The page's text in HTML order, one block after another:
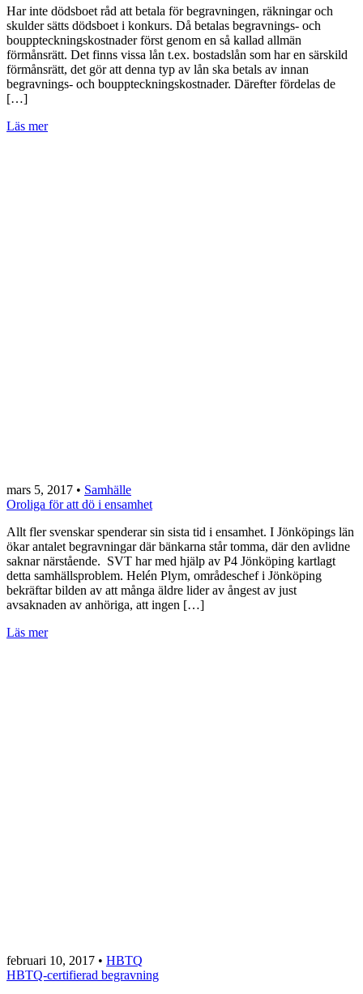
Har inte dödsboet råd att betala för begravningen, räkningar och
skulder sätts dödsboet i konkurs. Då betalas begravnings- och
bouppteckningskostnader först genom en så kallad allmän
förmånsrätt. Det finns vissa lån t.ex. bostadslån som har en särskild
förmånsrätt, det gör att denna typ av lån ska betals av innan
begravnings- och bouppteckningskostnader. Därefter fördelas de
[…]
Läs mer
mars 5, 2017 • Samhälle
Oroliga för att dö i ensamhet
Allt fler svenskar spenderar sin sista tid i ensamhet. I Jönköpings län
ökar antalet begravningar där bänkarna står tomma, där den avlidne
saknar närstående. SVT har med hjälp av P4 Jönköping kartlagt
detta samhällsproblem. Helén Plym, områdeschef i Jönköping
bekräftar bilden av att många äldre lider av ångest av just
avsaknaden av anhöriga, att ingen […]
Läs mer
februari 10, 2017 • HBTQ
HBTQ-certifierad begravning